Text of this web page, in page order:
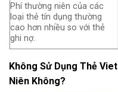
Phí thường niên của các
loại thẻ tín dụng thường
cao hơn nhiều so với thẻ
ghi nợ.
Không Sử Dụng Thẻ
Niên Không?